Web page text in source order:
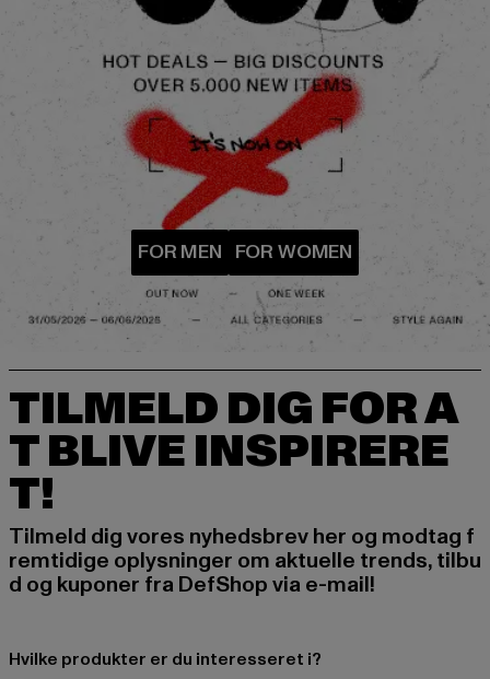
TILMELD DIG FOR A
T BLIVE INSPIRERE
T!
Tilmeld dig vores nyhedsbrev her og modtag f
remtidige oplysninger om aktuelle trends, tilbu
d og kuponer fra DefShop via e-mail!
Hvilke produkter er du interesseret i?